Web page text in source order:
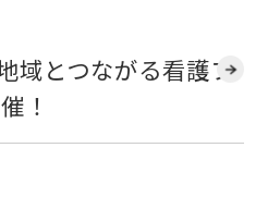
域とつながる看護フ
！